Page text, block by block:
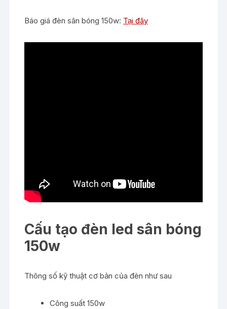
Báo giá đèn sân bóng 150w: Tại đây
Cấu tạo đèn led sân bóng
150w
Thông số kỹ thuật cơ bản của đèn như sau
Công suất 150w